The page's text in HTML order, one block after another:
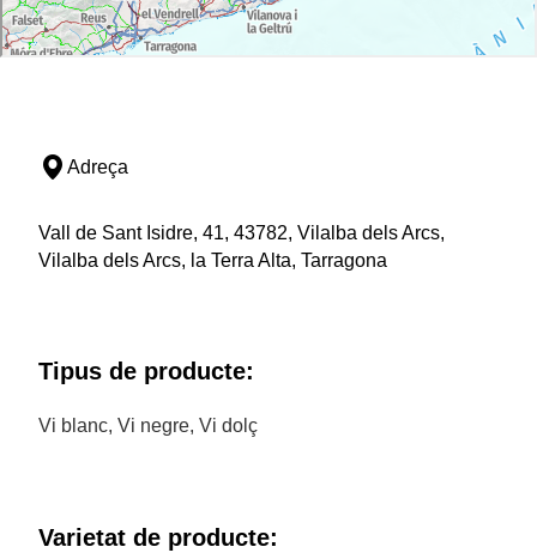
Adreça
Vall de Sant Isidre, 41, 43782, Vilalba dels Arcs,
Vilalba dels Arcs, la Terra Alta, Tarragona
Tipus de producte:
Vi blanc, Vi negre, Vi dolç
Varietat de producte: